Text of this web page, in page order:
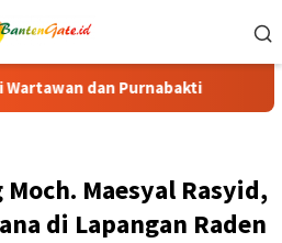
Purna Bhakti dan Warga Siap
Maesyal Rasyid,
di Lapangan Raden